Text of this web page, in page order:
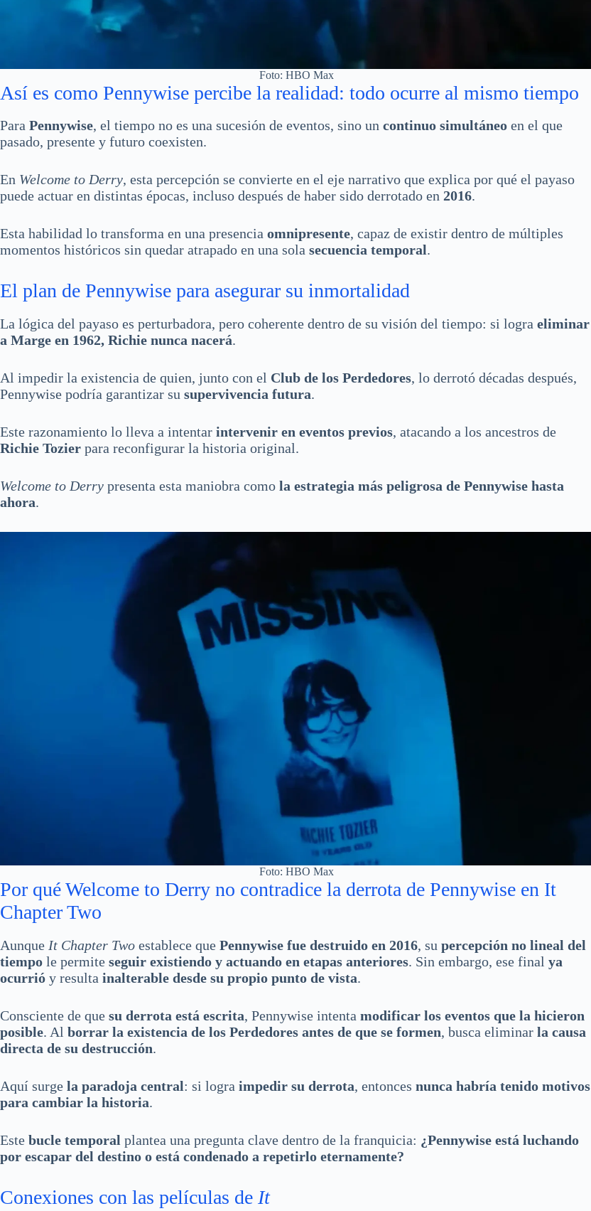
Foto: HBO Max
Así es como Pennywise percibe la realidad: todo ocurre al mismo tiempo
Para Pennywise, el tiempo no es una sucesión de eventos, sino un continuo simultáneo en el que
pasado, presente y futuro coexisten.
En Welcome to Derry, esta percepción se convierte en el eje narrativo que explica por qué el payaso
puede actuar en distintas épocas, incluso después de haber sido derrotado en 2016.
Esta habilidad lo transforma en una presencia omnipresente, capaz de existir dentro de múltiples
momentos históricos sin quedar atrapado en una sola secuencia temporal.
El plan de Pennywise para asegurar su inmortalidad
La lógica del payaso es perturbadora, pero coherente dentro de su visión del tiempo: si logra eliminar
a Marge en 1962, Richie nunca nacerá.
Al impedir la existencia de quien, junto con el Club de los Perdedores, lo derrotó décadas después,
Pennywise podría garantizar su supervivencia futura.
Este razonamiento lo lleva a intentar intervenir en eventos previos, atacando a los ancestros de
Richie Tozier para reconfigurar la historia original.
Welcome to Derry presenta esta maniobra como la estrategia más peligrosa de Pennywise hasta
ahora.
Foto: HBO Max
Por qué Welcome to Derry no contradice la derrota de Pennywise en It
Chapter Two
Aunque It Chapter Two establece que Pennywise fue destruido en 2016, su percepción no lineal del
tiempo le permite seguir existiendo y actuando en etapas anteriores. Sin embargo, ese final ya
ocurrió y resulta inalterable desde su propio punto de vista.
Consciente de que su derrota está escrita, Pennywise intenta modificar los eventos que la hicieron
posible. Al borrar la existencia de los Perdedores antes de que se formen, busca eliminar la causa
directa de su destrucción.
Aquí surge la paradoja central: si logra impedir su derrota, entonces nunca habría tenido motivos
para cambiar la historia.
Este bucle temporal plantea una pregunta clave dentro de la franquicia: ¿Pennywise está luchando
por escapar del destino o está condenado a repetirlo eternamente?
Conexiones con las películas de It